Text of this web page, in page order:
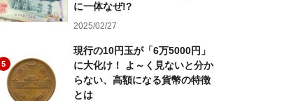
に一体なぜ!?
2025/02/27
5
現行の10円玉が「6万5000円」
に大化け！ よ～く見ないと分か
らない、高額になる貨幣の特徴
とは